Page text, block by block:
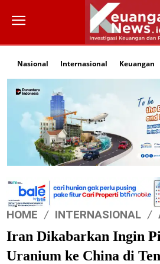
Nasional Internasional Keuangan
HOME INTERNASIONAL
Iran Dikabarkan Ingin
Uranium ke China di